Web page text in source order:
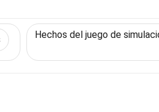
Hechos del juego de